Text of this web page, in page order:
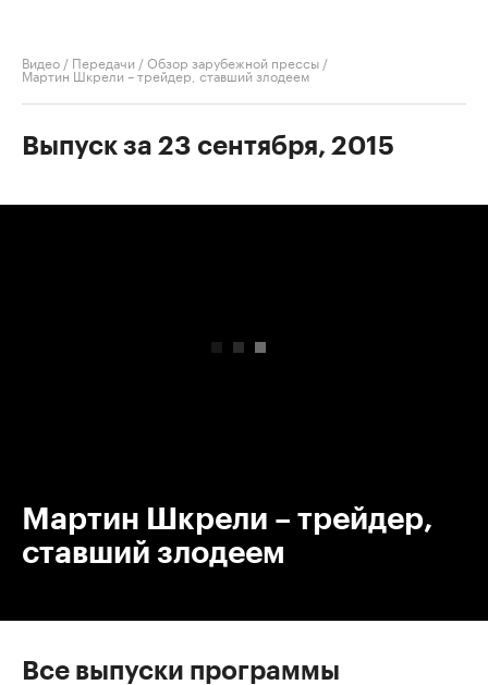
Видео / Передачи /Обзор зарубежной прессы /
Мартин Шкрели – трейдер, ставший злодеем
Выпуск за 23 сентября, 2015
Мартин Шкрели – трейдер,
ставший злодеем
Все выпуски программы